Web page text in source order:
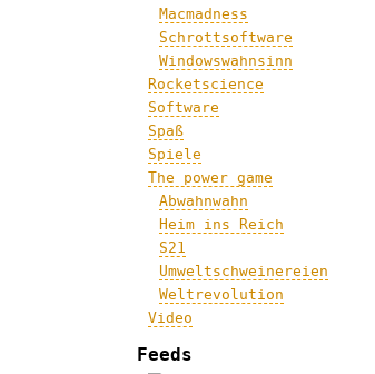
Macmadness
Schrottsoftware
Windowswahnsinn
Rocketscience
Software
Spaß
Spiele
The power game
Abwahnwahn
Heim ins Reich
S21
Umweltschweinereien
Weltrevolution
Video
Feeds